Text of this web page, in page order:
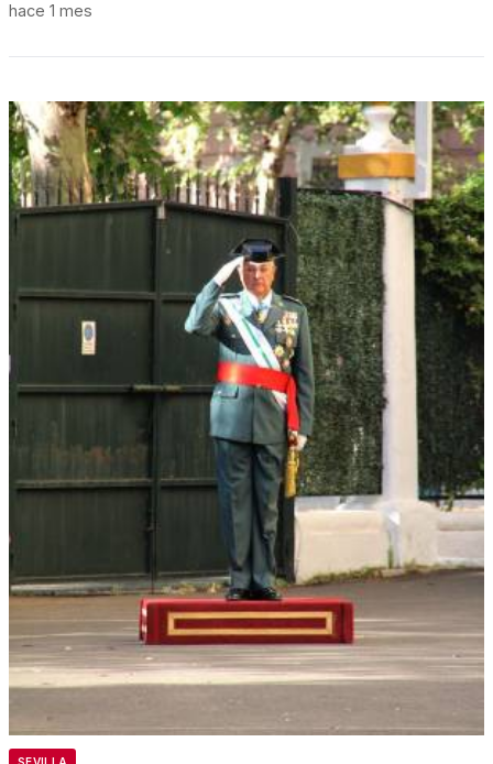
hace 1 mes